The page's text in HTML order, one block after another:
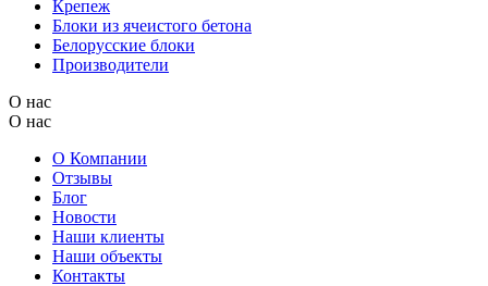
Крепеж
Блоки из ячеистого бетона
Белорусские блоки
Производители
О нас
О нас
О Компании
Отзывы
Блог
Новости
Наши клиенты
Наши объекты
Контакты